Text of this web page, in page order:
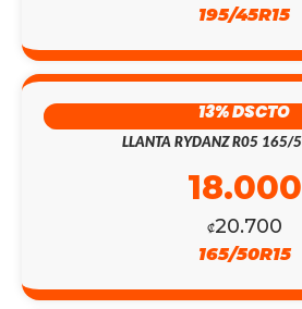
195/45R15
13% DSCTO
LLANTA RYDANZ R05 165/
₡20.700
18.000
165/50R15